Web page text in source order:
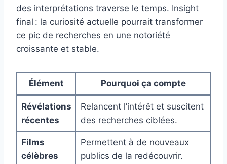
des interprétations traverse le temps. Insight
final : la curiosité actuelle pourrait transformer
ce pic de recherches en une notoriété
croissante et stable.
Élément Pourquoi ça compte
Révélations
récentes
Relancent l’intérêt et suscitent
des recherches ciblées.
Films
célèbres
Permettent à de nouveaux
publics de la redécouvrir.